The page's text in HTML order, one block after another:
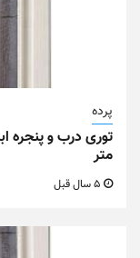
پرده
متر